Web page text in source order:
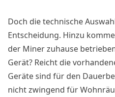
Doch die technische
Entscheidung. Hinzu
der Miner zuhause
Gerät? Reicht die
Geräte sind für den
nicht zwingend für